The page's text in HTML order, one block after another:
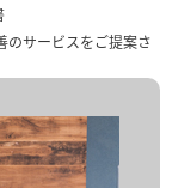
のサービスをご提案さ